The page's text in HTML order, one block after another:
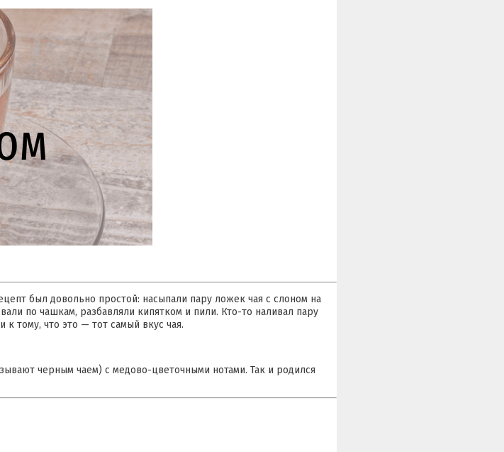
был довольно простой: насыпали пару ложек чая с слоном на
по чашкам, разбавляли кипятком и пили. Кто-то наливал пару
тому, что это — тот самый вкус чая.
черным чаем) с медово-цветочными нотами. Так и родился